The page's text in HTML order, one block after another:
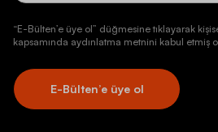
“E-Bülten’e üye ol” düğmesine tıklayarak
kapsamında aydınlatma metnini kabul etmiş
E-Bülten’e üye ol